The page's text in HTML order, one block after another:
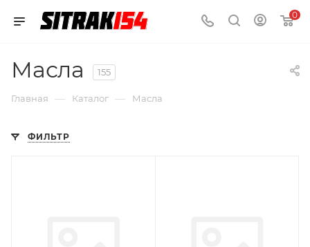
0
Масла 155
Главная — Каталог — Масла
ФИЛЬТР